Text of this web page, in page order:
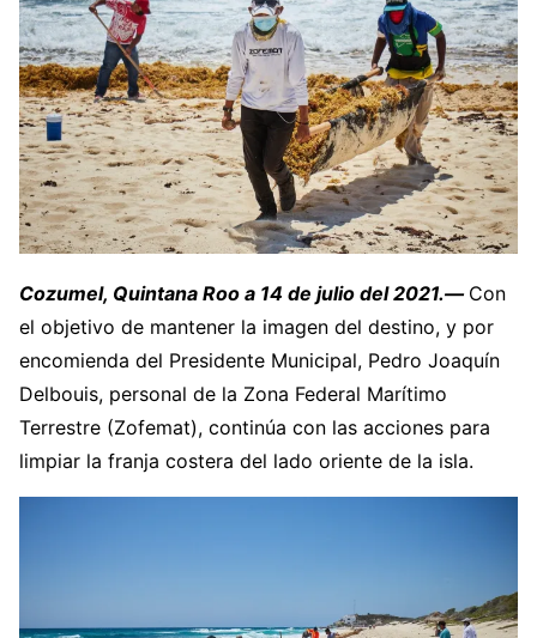
Cozumel, Quintana Roo a 14 de julio del 2021.— Con
el objetivo de mantener la imagen del destino, y por
encomienda del Presidente Municipal, Pedro Joaquín
Delbouis, personal de la Zona Federal Marítimo
Terrestre (Zofemat), continúa con las acciones para
limpiar la franja costera del lado oriente de la isla.